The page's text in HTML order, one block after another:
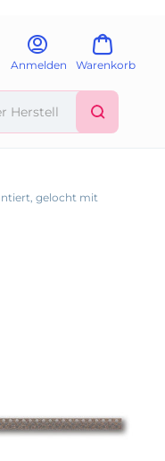
Anmelden Warenkorb
gelocht mit